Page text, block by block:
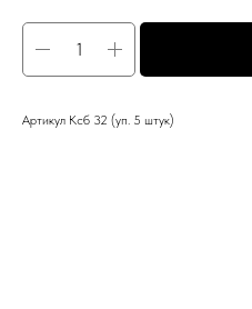
Артикул Ксб 32 (уп. 5 штук)